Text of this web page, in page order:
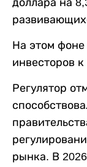
доллара на
На этом
инвесторов
Регулятор
рынка. В